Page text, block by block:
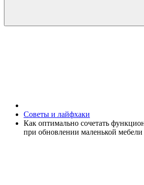
Советы и лайфхаки
Как оптимально сочетать
при обновлении маленькой мебели